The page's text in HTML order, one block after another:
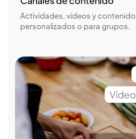
Actividades, vídeos y
personalizados o para grupos.